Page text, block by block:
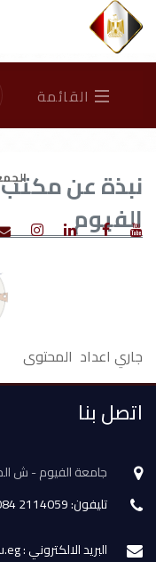
الجمعة، ٧
القائمة
نبذة عن مكتب
الفيوم
جاري اعداد المحتوى
اتصل بنا
جامعة الفيوم - ش
تليفون: 2114059 084
البريد الالكتروني : ts@fayoum.edu.eg